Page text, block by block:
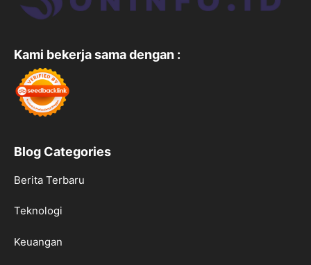
Kami bekerja sama dengan :
Blog Categories
Berita Terbaru
Teknologi
Keuangan